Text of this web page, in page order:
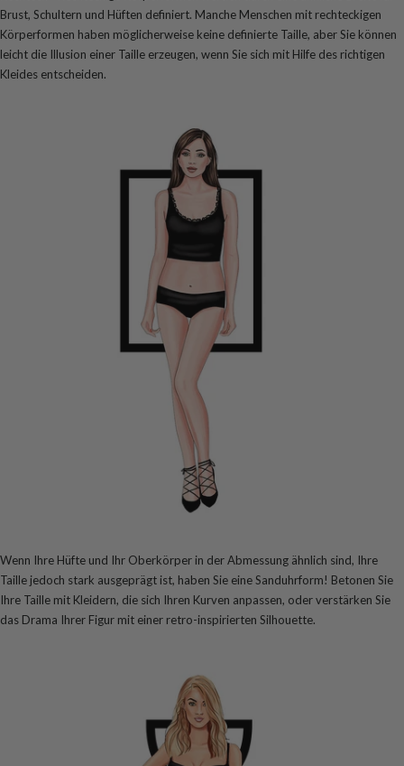
Brust, Schultern und Hüften definiert. Manche Menschen mit rechteckigen
Körperformen haben möglicherweise keine definierte Taille, aber Sie können
leicht die Illusion einer Taille erzeugen, wenn Sie sich mit Hilfe des richtigen
Kleides entscheiden.
Wenn Ihre Hüfte und Ihr Oberkörper in der Abmessung ähnlich sind, Ihre
Taille jedoch stark ausgeprägt ist, haben Sie eine Sanduhrform! Betonen Sie
Ihre Taille mit Kleidern, die sich Ihren Kurven anpassen, oder verstärken Sie
das Drama Ihrer Figur mit einer retro-inspirierten Silhouette.